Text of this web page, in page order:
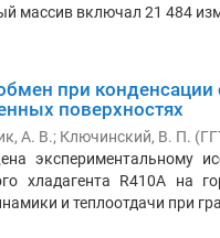
массив включал 21 484
при конденсации
поверхностях
А. В.; Ключинский, В. П. (
экспериментальному
хладагента R410A на
и теплоотдачи при